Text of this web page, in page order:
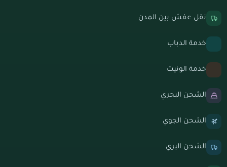
نقل عفش بين المدن
خدمة الدباب
خدمة الونيت
الشحن البحري
الشحن الجوي
الشحن البري